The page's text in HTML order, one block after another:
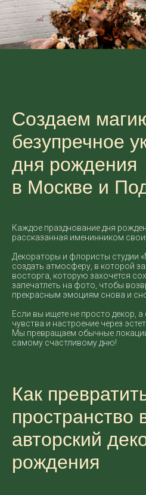
Создаем
безупречное
дня рождения
в Москве и
Каждое празднование дня
рассказанная именинником
Декораторы и флористы студии
создать атмосферу, в которой
восторга, которую захочется
запечатлеть на фото, чтобы
прекрасным эмоциям снова и
Если вы ищете не просто декор,
чувства и настроение через
Мы превращаем обычные
самому счастливому дню!
Как
пространство
авторский
рождения